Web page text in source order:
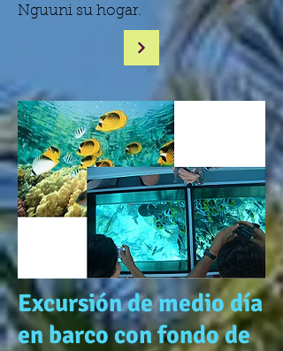
Nguuni su hogar.
Excursión de medio día
en barco con fondo de